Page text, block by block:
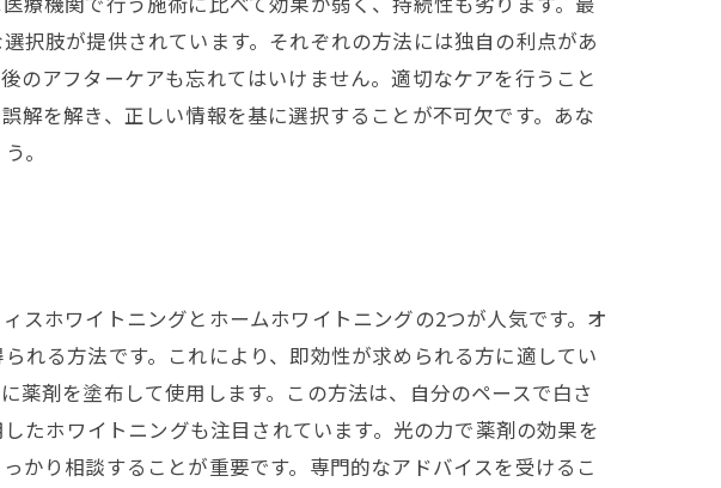
択肢が提供されています。それぞれの方法には独自の利点があ
のアフターケアも忘れてはいけません。適切なケアを行うこと
解を解き、正しい情報を基に選択することが不可欠です。あな
。
スホワイトニングとホームホワイトニングの2つが人気です。オ
れる方法です。これにより、即効性が求められる方に適してい
薬剤を塗布して使用します。この方法は、自分のペースで白さ
たホワイトニングも注目されています。光の力で薬剤の効果を
かり相談することが重要です。専門的なアドバイスを受けるこ